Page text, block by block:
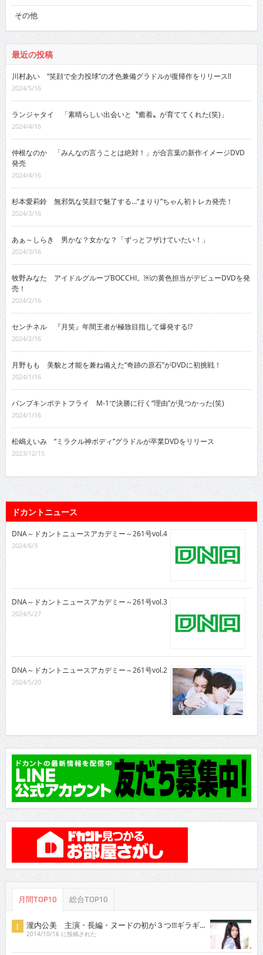
その他
最近の投稿
川村あい “笑顔で全力投球”の才色兼備グラドルが復帰作をリリース!!
2024/5/16
ランジャタイ 「素晴らしい出会いと〝癒着〟が育ててくれた(笑)」
2024/4/16
仲根なのか 「みんなの言うことは絶対！」が合言葉の新作イメージDVD
発売
2024/4/16
杉本愛莉鈴 無邪気な笑顔で魅了する…“まりり”ちゃん初トレカ発売！
2024/3/16
あぁ～しらき 男かな？女かな？「ずっとフザけていたい！」
2024/3/16
牧野みなた アイドルグループBOCCHI。￼の黄色担当がデビューDVDを発
売！
2024/2/16
センチネル 『月笑』年間王者が極致目指して爆発する!?
2024/2/16
月野もも 美貌と才能を兼ね備えた“奇跡の原石”がDVDに初挑戦！
2024/1/16
パンプキンポテトフライ M-1で決勝に行く“理由”が見つかった(笑)
2024/1/16
松嶋えいみ “ミラクル神ボディ”グラドルが卒業DVDをリリース
2023/12/15
ドカントニュース
DNA～ドカントニュースアカデミー～261号vol.4
2024/6/3
DNA～ドカントニュースアカデミー～261号vol.3
2024/5/27
DNA～ドカントニュースアカデミー～261号vol.2
2024/5/20
月間TOP10 総合TOP10
瀧内公美 主演・長編・ヌードの初が３つ!!!ギラギ...
2014/10/16 に投稿された